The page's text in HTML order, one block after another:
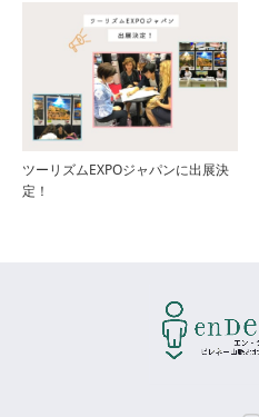
ツーリズムEXPOジャパンに出展決
定！